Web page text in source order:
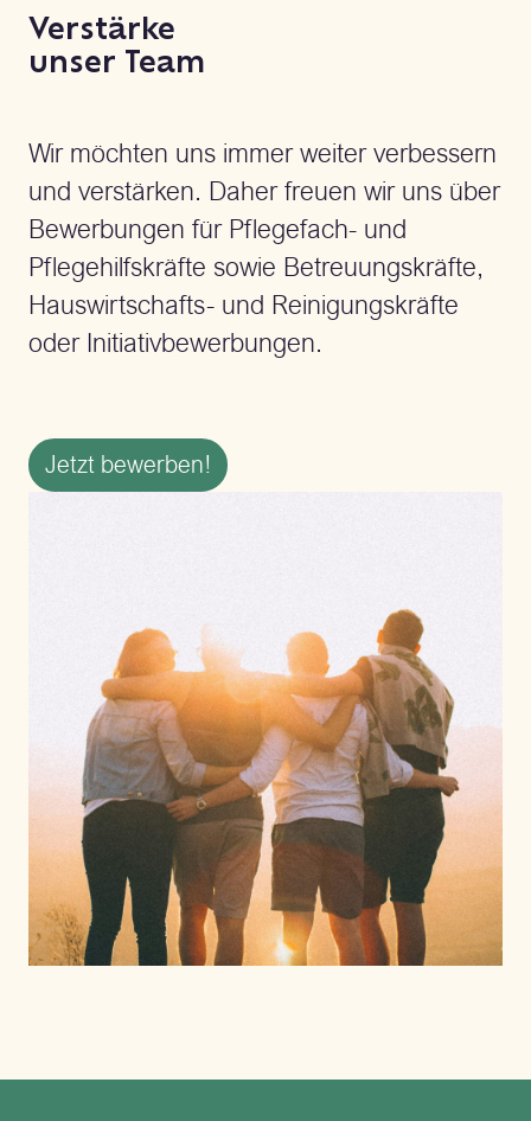
Verstärke
unser Team
Wir möchten uns immer weiter verbessern
und verstärken. Daher freuen wir uns über
Bewerbungen für Pflegefach- und
Pflegehilfskräfte sowie Betreuungskräfte,
Hauswirtschafts- und Reinigungskräfte
oder Initiativbewerbungen.
Jetzt bewerben!